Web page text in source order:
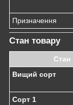
Призначення
Стан товару
Стан
Вищий сорт
Сорт 1